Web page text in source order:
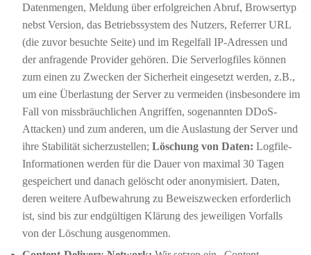
Datenmengen, Meldung über erfolgreichen Abruf, Browsertyp
nebst Version, das Betriebssystem des Nutzers, Referrer URL
(die zuvor besuchte Seite) und im Regelfall IP-Adressen und
der anfragende Provider gehören. Die Serverlogfiles können
zum einen zu Zwecken der Sicherheit eingesetzt werden, z.B.,
um eine Überlastung der Server zu vermeiden (insbesondere im
Fall von missbräuchlichen Angriffen, sogenannten DDoS-
Attacken) und zum anderen, um die Auslastung der Server und
ihre Stabilität sicherzustellen; Löschung von Daten: Logfile-
Informationen werden für die Dauer von maximal 30 Tagen
gespeichert und danach gelöscht oder anonymisiert. Daten,
deren weitere Aufbewahrung zu Beweiszwecken erforderlich
ist, sind bis zur endgültigen Klärung des jeweiligen Vorfalls
von der Löschung ausgenommen.